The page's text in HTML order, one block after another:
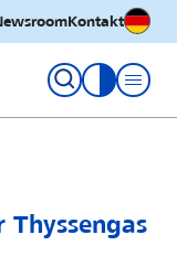
Kontakt
Thyssengas